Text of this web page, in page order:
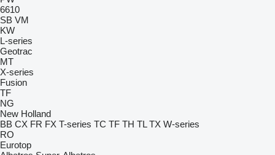
6610
SB VM
KW
L-series
Geotrac
MT
X-series
Fusion
TF
NG
New Holland
BB CX FR FX T-series TC TF TH TL TX W-series
RO
Eurotop